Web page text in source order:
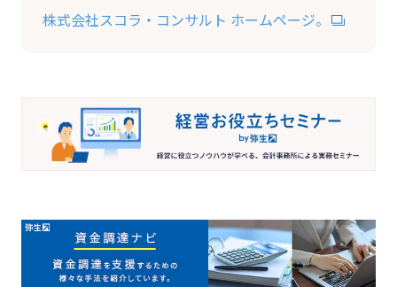
株式会社スコラ・コンサルト ホームページ。